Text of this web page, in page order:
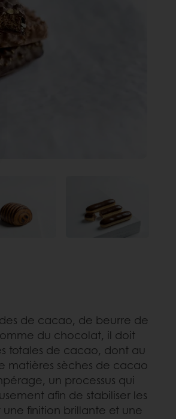
de cacao, de beurre de
du chocolat, il doit
totales de cacao, dont au
matières sèches de cacao
un processus qui
afin de stabiliser les
finition brillante et une